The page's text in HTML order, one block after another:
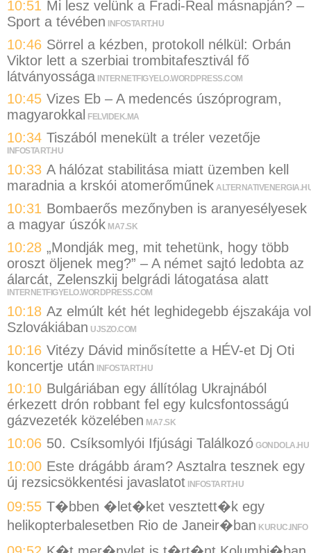
10:51 Mi lesz velünk a Fradi-Real másnapján? –
Sport a tévében
INFOSTART.HU
10:46 Sörrel a kézben, protokoll nélkül: Orbán
Viktor lett a szerbiai trombitafesztivál fő
látványossága INTERNETFIGYELO.WORDPRESS.COM
10:45 Vizes Eb – A medencés úszóprogram,
magyarokkal
FELVIDEK.MA
10:34 Tiszából menekült a tréler vezetője
INFOSTART.HU
10:33 A hálózat stabilitása miatt üzemben kell
maradnia a krskói atomerőműnek
10:31 Bombaerős mezőnyben is aranyesélyesek
a magyar úszók MA7.SK
10:28 „Mondják meg, mit tehetünk, hogy több
oroszt öljenek meg?” – A német sajtó ledobta az
álarcát, Zelenszkij belgrádi látogatása alatt
INTERNETFIGYELO.WORDPRESS.COM
10:18 Az elmúlt két hét leghidegebb éjszakája
Szlovákiában UJSZO.COM
10:16 Vitézy Dávid minősítette a HÉV-et Dj Oti
koncertje után INFOSTART.HU
10:10 Bulgáriában egy állítólag Ukrajnából
érkezett drón robbant fel egy kulcsfontosságú
gázvezeték közelében MA7.SK
10:06 50. Csíksomlyói Ifjúsági Találkozó GONDOLA.HU
10:00 Este drágább áram? Asztalra tesznek egy
új rezsicsökkentési javaslatot INFOSTART.HU
09:55 T�bben �let�ket vesztett�k egy
helikopterbalesetben Rio de Janeir�ban KURUC.INFO